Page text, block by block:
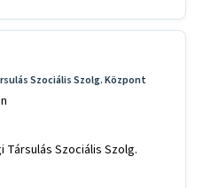
Szociális Szolg. Központ
Szociális Szolg.